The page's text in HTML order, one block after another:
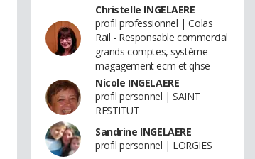
Christelle INGELAERE
profil professionnel | Colas
Rail - Responsable commercial
grands comptes, système
magagement ecm et qhse
Nicole INGELAERE
profil personnel | SAINT
RESTITUT
Sandrine INGELAERE
profil personnel | LORGIES